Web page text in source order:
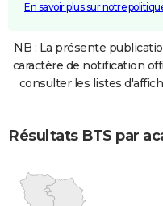
En savoir plus sur notre
NB : La présente
caractère de notification
consulter les listes
Résultats BTS par